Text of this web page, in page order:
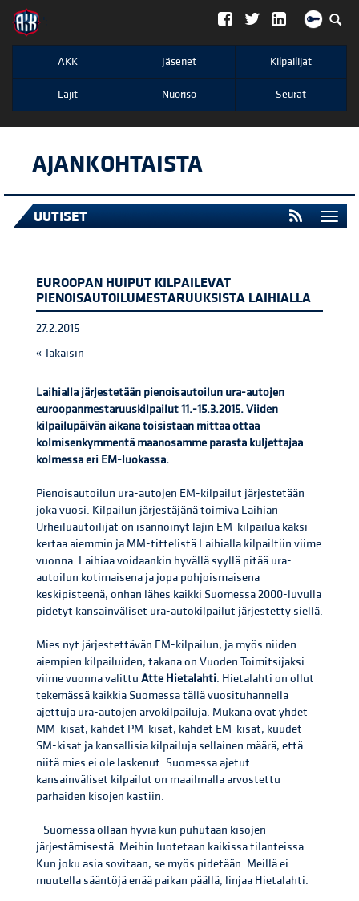
";
AKK Jäsenet Kilpailijat
Lajit Nuoriso Seurat
AJANKOHTAISTA
UUTISET
EUROOPAN HUIPUT KILPAILEVAT
PIENOISAUTOILUMESTARUUKSISTA LAIHIALLA
27.2.2015
« Takaisin
Laihialla järjestetään pienoisautoilun ura-autojen
euroopanmestaruuskilpailut 11.-15.3.2015. Viiden
kilpailupäivän aikana toisistaan mittaa ottaa
kolmisenkymmentä maanosamme parasta kuljettajaa
kolmessa eri EM-luokassa.
Pienoisautoilun ura-autojen EM-kilpailut järjestetään
joka vuosi. Kilpailun järjestäjänä toimiva Laihian
Urheiluautoilijat on isännöinyt lajin EM-kilpailua kaksi
kertaa aiemmin ja MM-tittelistä Laihialla kilpailtiin viime
vuonna. Laihiaa voidaankin hyvällä syyllä pitää ura-
autoilun kotimaisena ja jopa pohjoismaisena
keskipisteenä, onhan lähes kaikki Suomessa 2000-luvulla
pidetyt kansainväliset ura-autokilpailut järjestetty siellä.
Mies nyt järjestettävän EM-kilpailun, ja myös niiden
aiempien kilpailuiden, takana on Vuoden Toimitsijaksi
viime vuonna valittu Atte Hietalahti. Hietalahti on ollut
tekemässä kaikkia Suomessa tällä vuosituhannella
ajettuja ura-autojen arvokilpailuja. Mukana ovat yhdet
MM-kisat, kahdet PM-kisat, kahdet EM-kisat, kuudet
SM-kisat ja kansallisia kilpailuja sellainen määrä, että
niitä mies ei ole laskenut. Suomessa ajetut
kansainväliset kilpailut on maailmalla arvostettu
parhaiden kisojen kastiin.
- Suomessa ollaan hyviä kun puhutaan kisojen
järjestämisestä. Meihin luotetaan kaikissa tilanteissa.
Kun joku asia sovitaan, se myös pidetään. Meillä ei
muutella sääntöjä enää paikan päällä, linjaa Hietalahti.